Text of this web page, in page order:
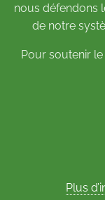
nous défendons
de notre
Pour soutenir le
Plus